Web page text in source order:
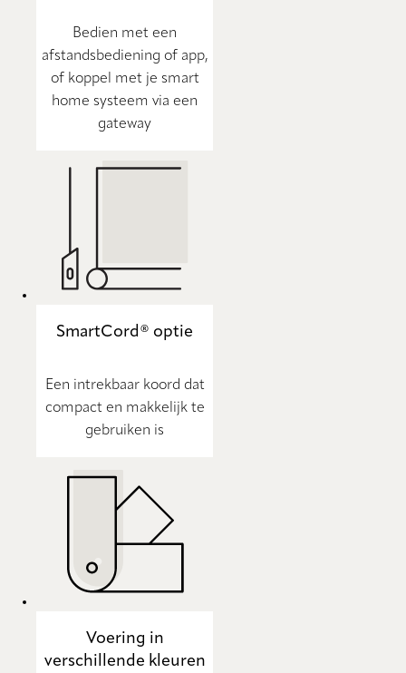
Bedien met een
afstandsbediening of app,
of koppel met je smart
home systeem via een
gateway
SmartCord® optie
Een intrekbaar koord dat
compact en makkelijk te
gebruiken is
Voering in
verschillende kleuren